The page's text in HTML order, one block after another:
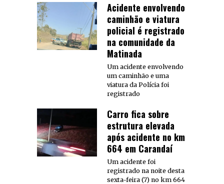
Acidente envolvendo
caminhão e viatura
policial é registrado
na comunidade da
Matinada
Um acidente envolvendo
um caminhão e uma
viatura da Polícia foi
registrado
Carro fica sobre
estrutura elevada
após acidente no km
664 em Carandaí
Um acidente foi
registrado na noite desta
sexta-feira (7) no km 664